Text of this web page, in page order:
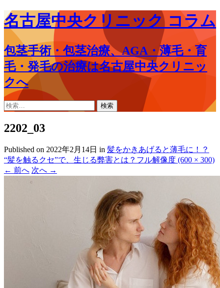
名古屋中央クリニック コラム
包茎手術・包茎治療、AGA・薄毛・育
毛・発毛の治療は名古屋中央クリニッ
クへ
コ
ン
テ
ツ
へ
ス
キ
検
索:
2202_03
Published on 2022年2月14日 in 髪をかきあげると薄毛に！？
“髪を触るクセ”で、生じる弊害とは？ フル解像度 (600 × 300)
← 前へ 次へ →